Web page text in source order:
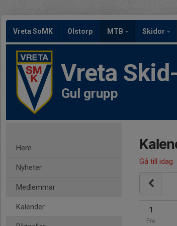
Vreta SoMK Olstorp MTB Skidor
Vreta
Gul grupp
Hem
Nyheter
Medlemmar
Kalender
Gå till idag
1
Fre